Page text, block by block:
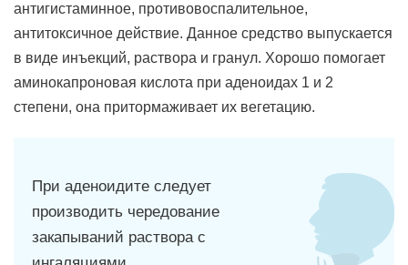
антигистаминное, противовоспалительное,
антитоксичное действие. Данное средство выпускается
в виде инъекций, раствора и гранул. Хорошо помогает
аминокапроновая кислота при аденоидах 1 и 2
степени, она притормаживает их вегетацию.
При аденоидите следует
производить чередование
закапываний раствора с